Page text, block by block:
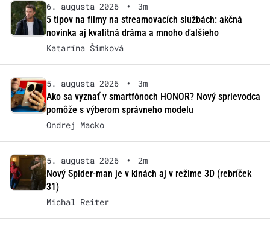
6. augusta 2026 •
3m
5 tipov na filmy na streamovacích službách: akčná
novinka aj kvalitná dráma a mnoho ďalšieho
Katarína Šimková
5. augusta 2026 •
3m
Ako sa vyznať v smartfónoch HONOR? Nový sprievodca
pomôže s výberom správneho modelu
Ondrej Macko
5. augusta 2026 •
2m
Nový Spider-man je v kinách aj v režime 3D (rebríček
31)
Michal Reiter